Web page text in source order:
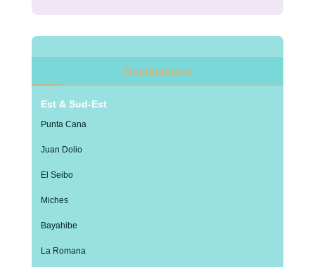
Destinations
Est & Sud-Est
Punta Cana
Juan Dolio
El Seibo
Miches
Bayahibe
La Romana